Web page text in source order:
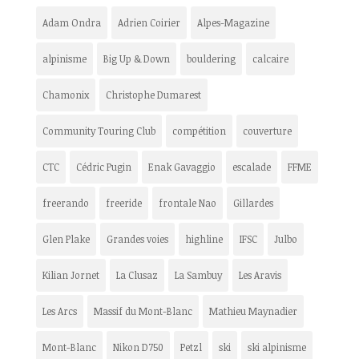
Adam Ondra Adrien Coirier Alpes-Magazine
alpinisme Big Up & Down bouldering calcaire
Chamonix Christophe Dumarest
Community Touring Club compétition couverture
CTC Cédric Pugin Enak Gavaggio escalade FFME
freerando freeride frontale Nao Gillardes
Glen Plake Grandes voies highline IFSC Julbo
Kilian Jornet La Clusaz La Sambuy Les Aravis
Les Arcs Massif du Mont-Blanc Mathieu Maynadier
Mont-Blanc Nikon D750 Petzl ski ski alpinisme